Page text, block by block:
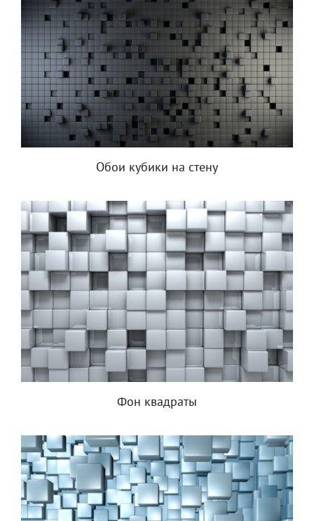
Обои кубики на стену
Фон квадраты